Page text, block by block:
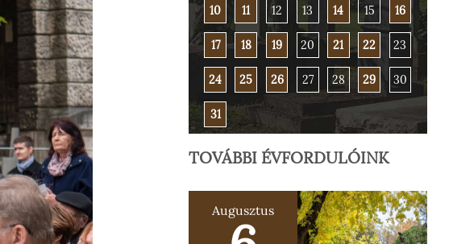
10 11 12 13 14 15 16
17 18 19 20 21 22 23
24 25 26 27 28 29 30
31
TOVÁBBI ÉVFORDULÓINK
Augusztus